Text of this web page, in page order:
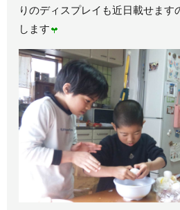
りのディスプレイも近日載せます
します